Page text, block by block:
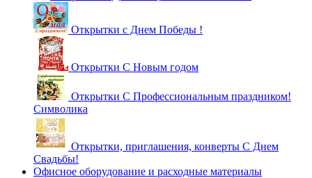
Открытки с Днем Победы !
Открытки С Новым годом
Открытки С Профессиональным праздником!
Символика
Открытки, приглашения, конверты С Днем
Свадьбы!
Офисное оборудование и расходные материалы